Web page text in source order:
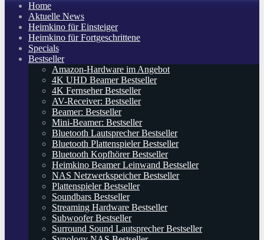
Home
Aktuelle News
Heimkino für Einsteiger
Heimkino für Fortgeschrittene
Specials
Bestseller
Amazon-Hardware im Angebot
4K UHD Beamer Bestseller
4K Fernseher Bestseller
AV-Receiver: Bestseller
Beamer: Bestseller
Mini-Beamer: Bestseller
Bluetooth Lautsprecher Bestseller
Bluetooth Plattenspieler Bestseller
Bluetooth Kopfhörer Bestseller
Heimkino Beamer Leinwand Bestseller
NAS Netzwerkspeicher Bestseller
Plattenspieler Bestseller
Soundbars Bestseller
Streaming Hardware Bestseller
Subwoofer Bestseller
Surround Sound Lautsprecher Bestseller